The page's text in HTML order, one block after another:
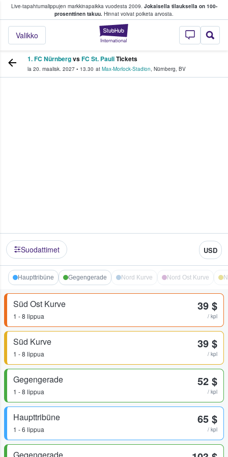
Live-tapahtumalippujen markkinapaikka vuodesta 2009. Jokaisella tilauksella on 100-
prosenttinen takuu. Hinnat voivat poiketa arvosta.
StubHub -
Valikko
fanit ostavat ja myyvät lippuja
1. FC NürnbergvsFC St. PauliTickets
la 20. maalisk. 2027 • 13.30 at Max-Morlock-Stadion, Nürnberg, BV
Suodattimet USD
Haupttribüne Gegengerade Nord Kurve Nord Ost Kurve
Süd Ost Kurve
1 - 8 lippua
39 $
/ kpl
Süd Kurve
1 - 8 lippua
39 $
/ kpl
Gegengerade
1 - 8 lippua
52 $
/ kpl
Haupttribüne
1 - 6 lippua
65 $
/ kpl